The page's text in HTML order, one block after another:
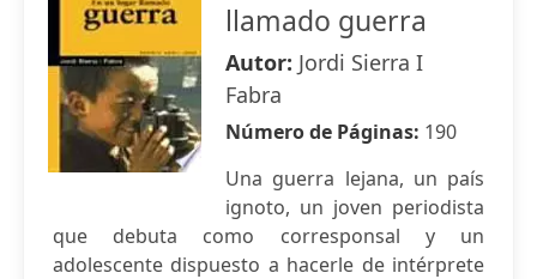
llamado guerra
Autor: Jordi Sierra I
Fabra
Número de Páginas: 190
Una guerra lejana, un país
ignoto, un joven periodista
que debuta como corresponsal y un
adolescente dispuesto a hacerle de intérprete